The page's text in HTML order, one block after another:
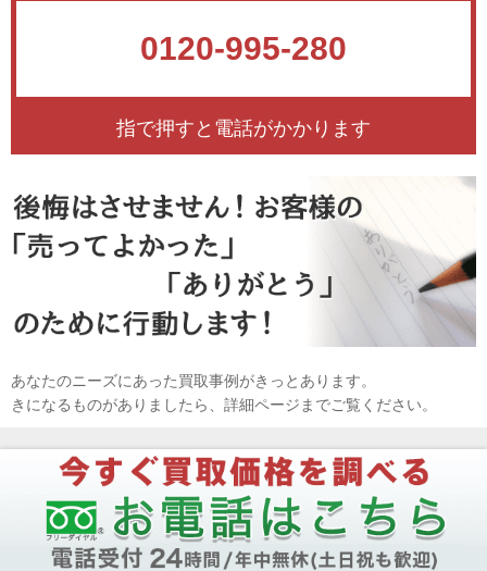
0120-995-280
指で押すと電話がかかります
あなたのニーズにあった買取事例がきっとあります。
きになるものがありましたら、詳細ページまでご覧ください。